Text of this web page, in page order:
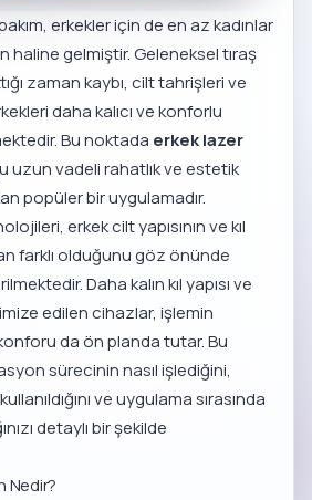
erkekler için de en az kadınlar
haline gelmiştir. Geleneksel tıraş
zaman kaybı, cilt tahrişleri ve
daha kalıcı ve konforlu
Bu noktada erkek lazer
uzun vadeli rahatlık ve estetik
popüler bir uygulamadır.
erkek cilt yapısının ve kıl
farklı olduğunu göz önünde
Daha kalın kıl yapısı ve
edilen cihazlar, işlemin
da ön planda tutar. Bu
sürecinin nasıl işlediğini,
ve uygulama sırasında
detaylı bir şekilde
Nedir?